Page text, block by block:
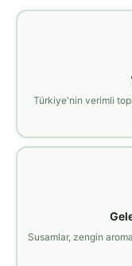
Türkiye'nin verimli
Susamlar, zengin